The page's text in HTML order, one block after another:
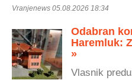
Vranjenews 05.08.2026 18:34
Odabran
Haremluk:
»
Vlasnik